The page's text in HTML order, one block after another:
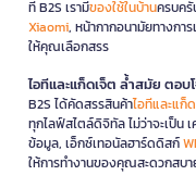
ที่ B2S เรามีของใช้ในบ้านครบครั
Xiaomi, หน้ากากอนามัยทางกา
ให้คุณเลือกสรร
ไอทีและแก็ดเจ็ต ล้ำสมัย ตอ
B2S ได้คัดสรรสินค้าไอทีและแก็
ทุกไลฟ์สไตล์ดิจิทัล ไม่ว่าจะเป็น
ข้อมูล, เอ็กซ์เทอนัลฮาร์ดดิสก์
ให้การทำงานของคุณสะดวกสบ